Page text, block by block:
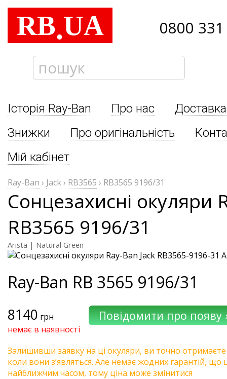
RB.UA 0800
Історія Ray-Ban Про нас
Знижки
Про оригінальність
Мій кабінет
Ray-Ban › Jack› RB3565 › RB3565 9196/31
Сонцезахисні окуляри
RB3565 9196/31
Arista | Natural Green
Ray-Ban RB 3565 9196/31
8140 грн
немає в наявності
Залишивши заявку на ці окуляри, ви точно
коли вони з’являться. Але немає жодних гарантій, що
найближчим часом, тому ціна може змінитися